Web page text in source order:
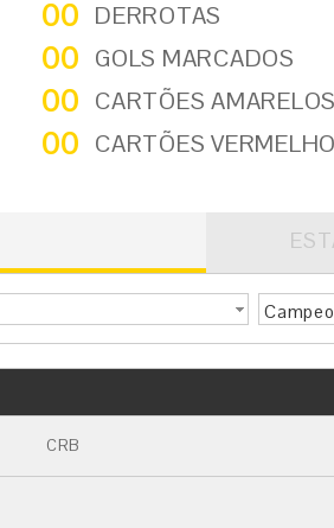
00 DERROTAS
00 GOLS MARCADOS
00 CARTÕES AMARELOS
00 CARTÕES
CRB